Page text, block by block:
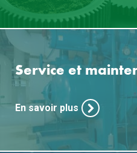
Service et
En savoir plus